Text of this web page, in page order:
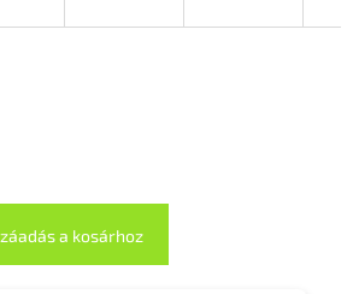
a kosárhoz